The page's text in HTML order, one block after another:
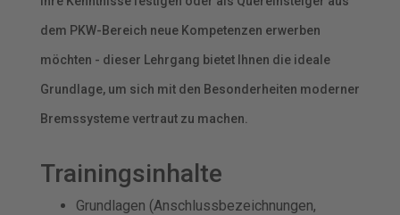
dem PKW-Bereich neue Kompetenzen erwerben
möchten - dieser Lehrgang bietet Ihnen die ideale
Grundlage, um sich mit den Besonderheiten moderner
Bremssysteme vertraut zu machen.
Trainingsinhalte
Grundlagen (Anschlussbezeichnungen,